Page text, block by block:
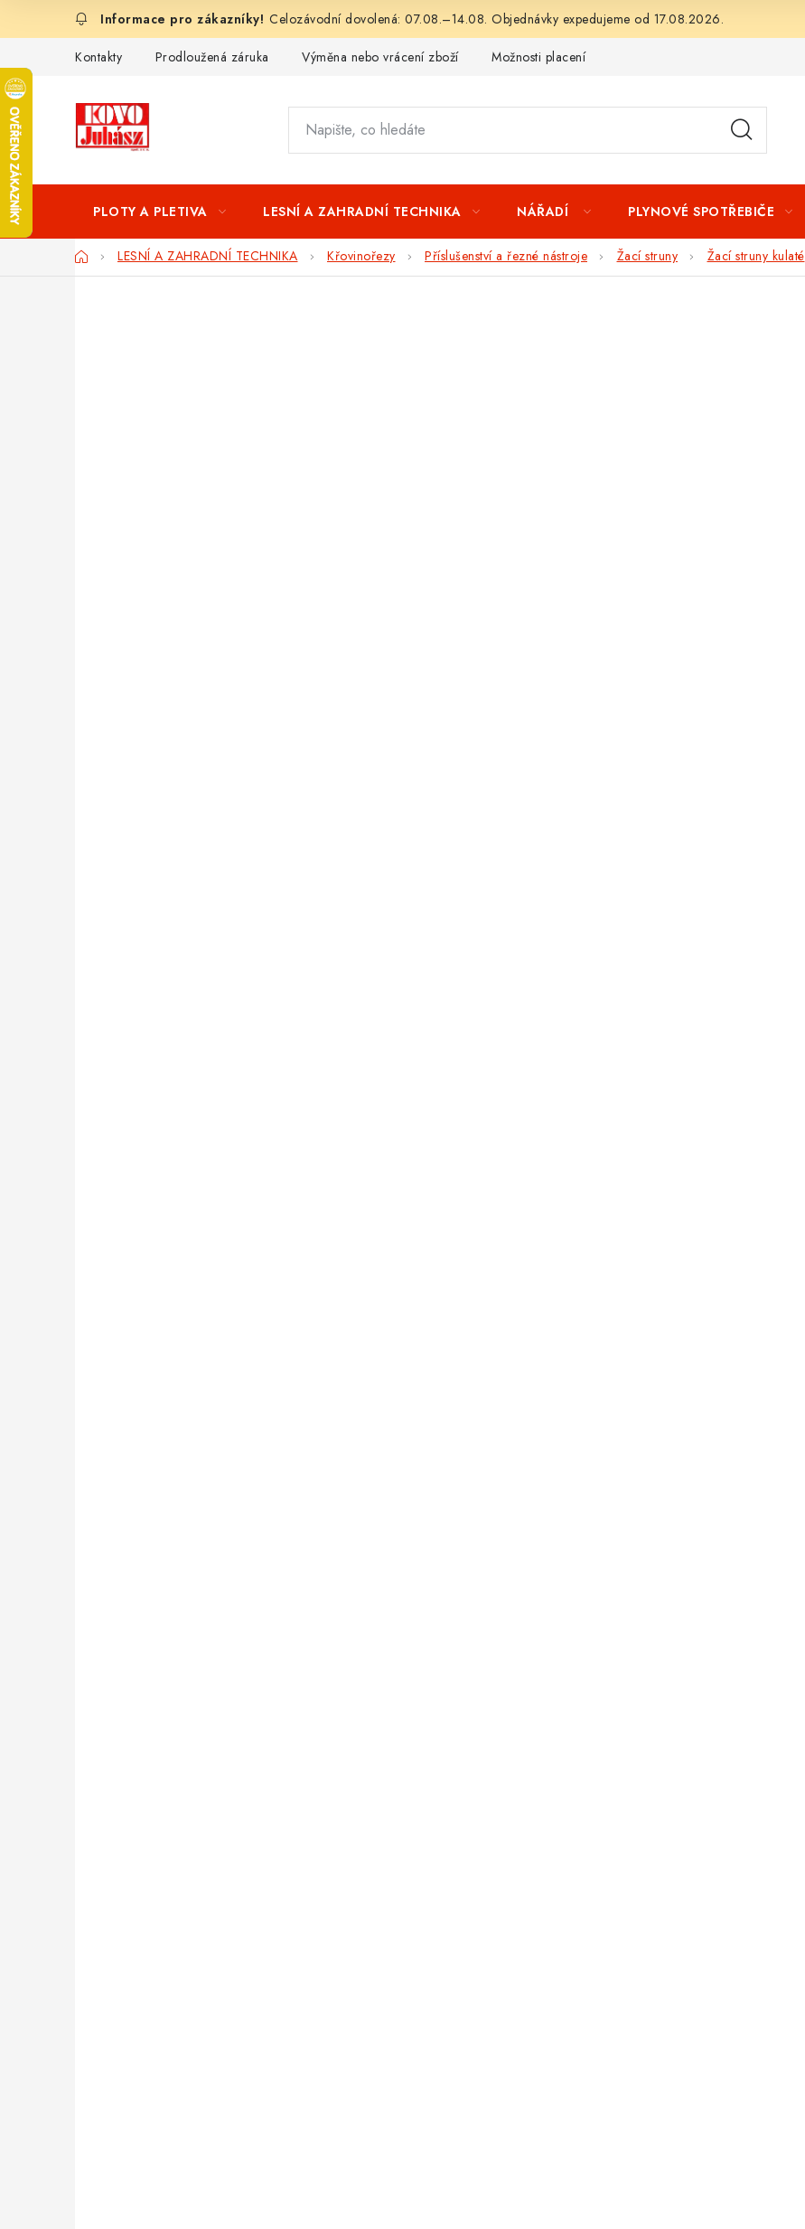
Celozávodní dovolená: 07.08.–14.08. Objednávky expedujeme od 17.08.2026.
Kontakty Prodloužená záruka Výměna nebo vrácení zboží Možnosti placení
PLOTY A PLETIVA LESNÍ A ZAHRADNÍ TECHNIKA NÁŘADÍ PLYNOVÉ SPOTŘEBIČE
DomůLESNÍ A ZAHRADNÍ TECHNIKA Křovinořezy Příslušenství a řezné nástroje Žací struny Žací struny kulaté